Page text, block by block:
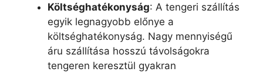
Költséghatékonyság: A tengeri szállítás
egyik legnagyobb előnye a
költséghatékonyság. Nagy mennyiségű
áru szállítása hosszú távolságokra
tengeren keresztül gyakran